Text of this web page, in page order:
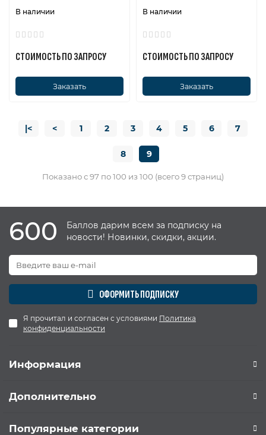
В наличии
СТОИМОСТЬ ПО ЗАПРОСУ
Заказать
В наличии
СТОИМОСТЬ ПО ЗАПРОСУ
Заказать
|< < 1 2 3 4 5 6 7
8 9
Показано с 97 по 100 из 100 (всего 9 страниц)
600
Баллов дарим всем за подписку на
новости! Новинки, скидки, акции.
ОФОРМИТЬ ПОДПИСКУ
Я прочитал и согласен с условиями Политика
конфиденциальности
Информация
Дополнительно
Популярные категории